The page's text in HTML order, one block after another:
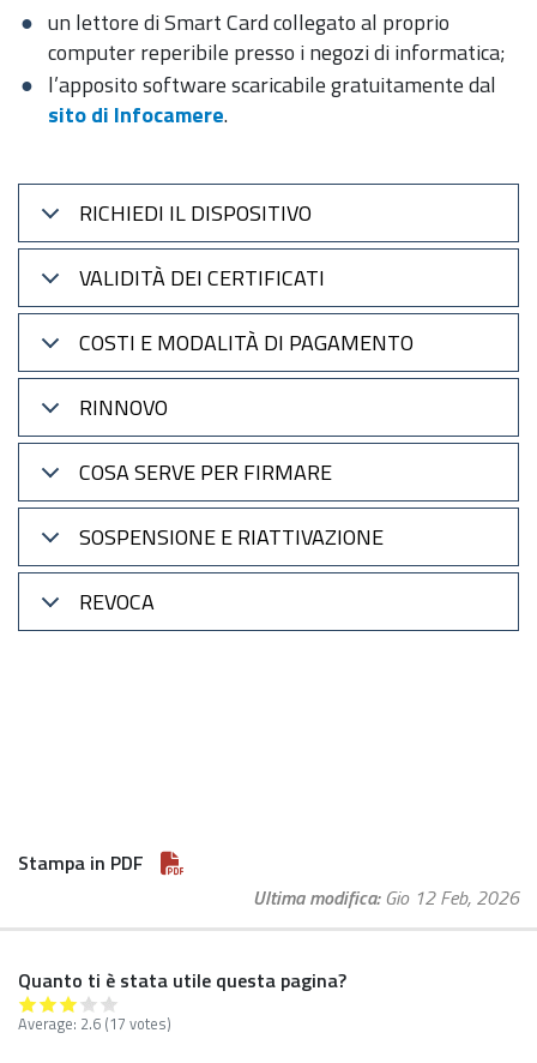
un lettore di Smart Card collegato al proprio
computer reperibile presso i negozi di informatica;
l’apposito software scaricabile gratuitamente dal
sito di Infocamere.
RICHIEDI IL DISPOSITIVO
VALIDITÀ DEI CERTIFICATI
COSTI E MODALITÀ DI PAGAMENTO
RINNOVO
COSA SERVE PER FIRMARE
SOSPENSIONE E RIATTIVAZIONE
REVOCA
Stampa in PDF
Ultima modifica Gio 12 Feb, 2026
Quanto ti è stata utile questa pagina?
Average: 2.6 (17 votes)